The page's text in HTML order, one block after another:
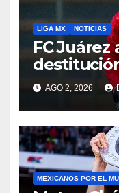
LIGA MX NOTICIAS
FC Juárez
AGO 2, 2026
MEXICANOS POR EL